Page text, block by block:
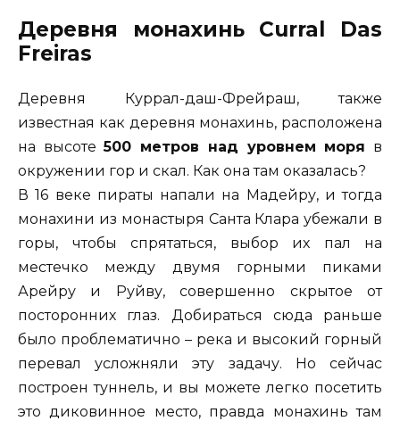
Деревня монахинь Curral Das
Freiras
Деревня Куррал-даш-Фрейраш, также
известная как деревня монахинь, расположена
на высоте500 метров над уровнем моря в
окружении гор и скал. Как она там оказалась?
В 16 веке пираты напали на Мадейру, и тогда
монахини из монастыря Санта Клара убежали в
горы, чтобы спрятаться, выбор их пал на
местечко между двумя горными пиками
Арейру и Руйву, совершенно скрытое от
посторонних глаз. Добираться сюда раньше
было проблематично – река и высокий горный
перевал усложняли эту задачу. Но сейчас
построен туннель, и вы можете легко посетить
это диковинное место, правда монахинь там